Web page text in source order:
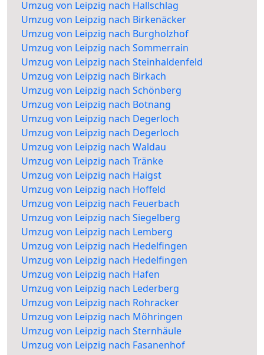
Umzug von Leipzig nach Hallschlag
Umzug von Leipzig nach Birkenäcker
Umzug von Leipzig nach Burgholzhof
Umzug von Leipzig nach Sommerrain
Umzug von Leipzig nach Steinhaldenfeld
Umzug von Leipzig nach Birkach
Umzug von Leipzig nach Schönberg
Umzug von Leipzig nach Botnang
Umzug von Leipzig nach Degerloch
Umzug von Leipzig nach Degerloch
Umzug von Leipzig nach Waldau
Umzug von Leipzig nach Tränke
Umzug von Leipzig nach Haigst
Umzug von Leipzig nach Hoffeld
Umzug von Leipzig nach Feuerbach
Umzug von Leipzig nach Siegelberg
Umzug von Leipzig nach Lemberg
Umzug von Leipzig nach Hedelfingen
Umzug von Leipzig nach Hedelfingen
Umzug von Leipzig nach Hafen
Umzug von Leipzig nach Lederberg
Umzug von Leipzig nach Rohracker
Umzug von Leipzig nach Möhringen
Umzug von Leipzig nach Sternhäule
Umzug von Leipzig nach Fasanenhof